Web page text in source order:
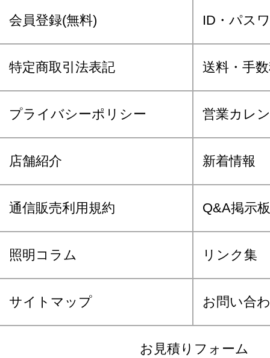
会員登録(無料) ID・パス
特定商取引法表記 送料・手
プライバシーポリシー 営業カレ
店舗紹介 新着情報
通信販売利用規約 Q&A掲示板
照明コラム リンク集
サイトマップ お問い合
お見積りフォーム